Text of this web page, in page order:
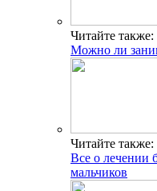
Читайте также:
Можно ли
Читайте также:
Все о лечении
мальчиков